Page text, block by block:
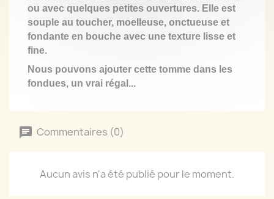
ou avec quelques petites ouvertures. Elle est
souple au toucher, moelleuse, onctueuse et
fondante en bouche avec une texture lisse et
fine.
Nous pouvons ajouter cette tomme dans les
fondues, un vrai régal...
Commentaires (0)
Aucun avis n'a été publié pour le moment.